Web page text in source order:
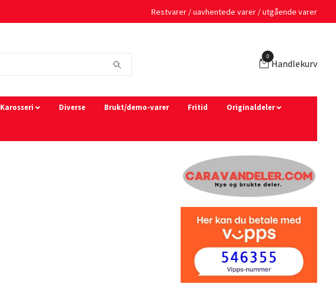
Restvarer / uavhentede varer / utgående varer
0
Handlekurv
Karosseri Diverse Brukt/demo-varer Fritid Originaldeler